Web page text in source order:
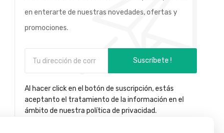
en enterarte de nuestras novedades, ofertas y
promociones.
Suscríbete !
Al hacer click en el botón de suscripción, estás
aceptanto el tratamiento de la información en el
ámbito de nuestra política de privacidad.